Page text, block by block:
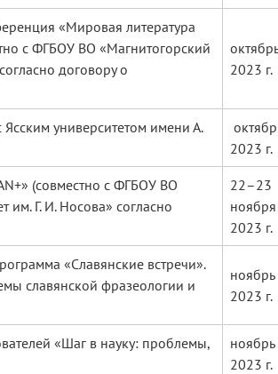
«Мировая литература
с ФГБОУ ВО «Магнитогорский
договору о
октябрь
2023 г.
университетом имени А.
2023 г.
(совместно с ФГБОУ ВО
им. Г. И. Носова» согласно
22–23
ноября
2023 г.
«Славянские встречи».
славянской фразеологии и
ноябрь
2023 г.
«Шаг в науку: проблемы,
ноябрь
2023 г.